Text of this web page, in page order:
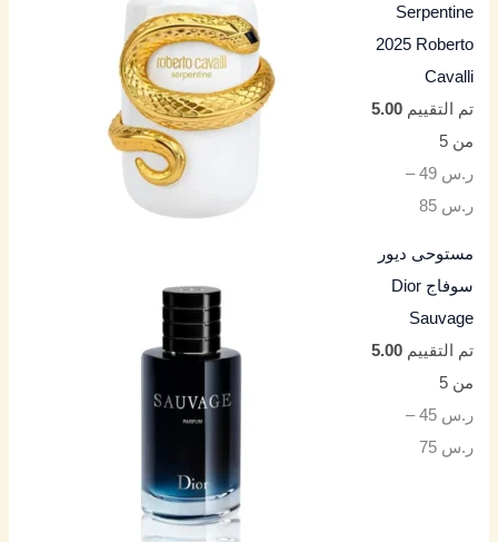
Serpentine
2025 Roberto
Cavalli
تم التقييم5.00
من 5
ر.س 49
–
ر.س 85
مستوحى ديور
سوفاج Dior
Sauvage
تم التقييم5.00
من 5
ر.س 45
–
ر.س 75